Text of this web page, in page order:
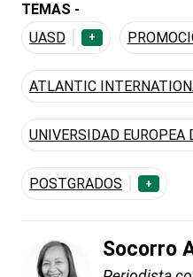
TEMAS -
UASD
+
ATLANTIC
UNIVERSIDAD EUROPEA
POSTGRADOS +
Socorro